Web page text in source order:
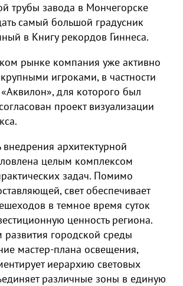
трубы завода в Мончегорске
самый большой градусник
в Книгу рекордов Гиннеса.
рынке компания уже активно
игроками, в частности
для которого был
проект визуализации
архитектурной
целым комплексом
задач. Помимо
свет обеспечивает
в темное время суток
ценность региона.
городской среды
мастер-плана освещения,
иерархию световых
различные зоны в единую